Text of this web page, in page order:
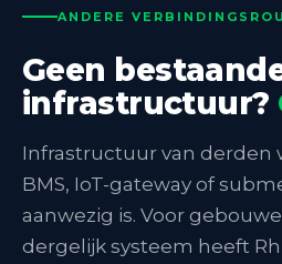
ANDERE
Geen
infrastructuur?
Infrastructuur van derden
BMS, IoT-gateway of
aanwezig is. Voor
dergelijk systeem heeft